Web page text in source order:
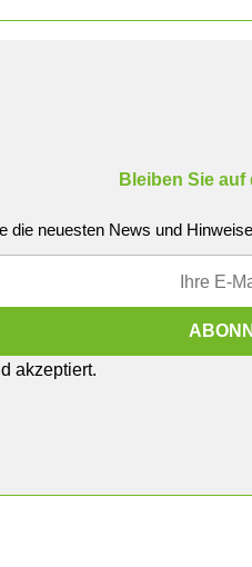
Bleiben Sie
die neuesten News und
akzeptiert.